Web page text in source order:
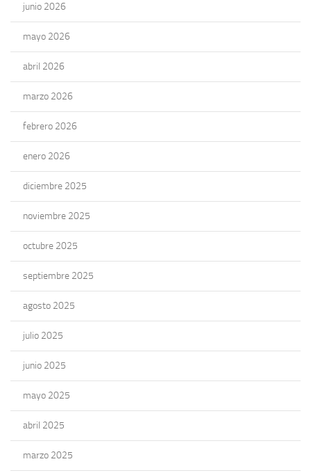
junio 2026
mayo 2026
abril 2026
marzo 2026
febrero 2026
enero 2026
diciembre 2025
noviembre 2025
octubre 2025
septiembre 2025
agosto 2025
julio 2025
junio 2025
mayo 2025
abril 2025
marzo 2025